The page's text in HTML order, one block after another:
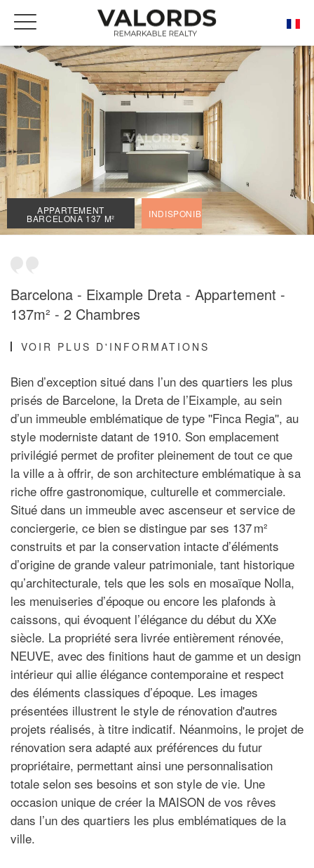
ACCUEIL NOS BIENS DE PRESTIGE À LA VENTE
BARCELONA
DRETA DE L'EIXAMPLE
APPARTEMENT
BARCELONA 137 M² INDISPONIBLE
Barcelona - Eixample Dreta - Appartement -
137m² - 2 Chambres
VOIR PLUS D'INFORMATIONS
Bien d’exception situé dans l’un des quartiers les plus
prisés de Barcelone, la Dreta de l’Eixample, au sein
d’un immeuble emblématique de type ''Finca Regia'', au
style moderniste datant de 1910. Son emplacement
privilégié permet de profiter pleinement de tout ce que
la ville a à offrir, de son architecture emblématique à sa
riche offre gastronomique, culturelle et commerciale.
Situé dans un immeuble avec ascenseur et service de
conciergerie, ce bien se distingue par ses 137 m²
construits et par la conservation intacte d’éléments
d’origine de grande valeur patrimoniale, tant historique
qu’architecturale, tels que les sols en mosaïque Nolla,
les menuiseries d’époque ou encore les plafonds à
caissons, qui évoquent l’élégance du début du XXe
siècle. La propriété sera livrée entièrement rénovée,
NEUVE, avec des finitions haut de gamme et un design
intérieur qui allie élégance contemporaine et respect
des éléments classiques d’époque. Les images
présentées illustrent le style de rénovation d'autres
projets réalisés, à titre indicatif. Néanmoins, le projet de
rénovation sera adapté aux préférences du futur
propriétaire, permettant ainsi une personnalisation
totale selon ses besoins et son style de vie. Une
occasion unique de créer la MAISON de vos rêves
dans l’un des quartiers les plus emblématiques de la
ville.